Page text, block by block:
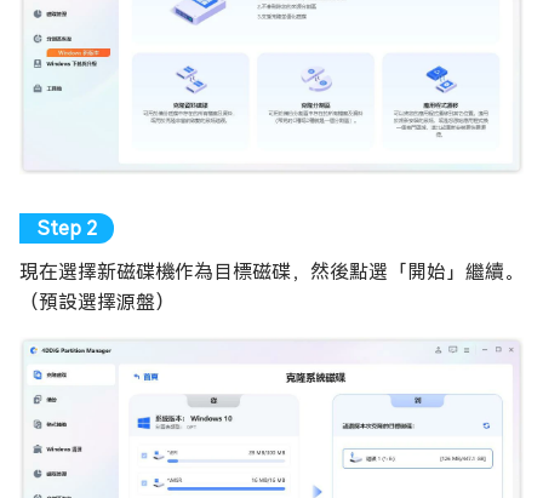
現在選擇新磁碟機作為目標磁碟，然後點選「開始」繼續。
（預設選擇源盤）